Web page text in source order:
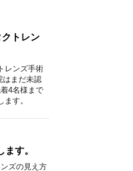
クトレン
レンズ手術
はまだ未認
4名様まで
ます。
ます。
ズの見え方